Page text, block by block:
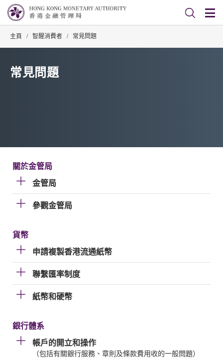
主頁 / 智醒消費者 / 常見問題
常見問題
關於金管局
金管局
參觀金管局
貨幣
申請複製香港流通紙幣
聯繫匯率制度
紙幣和硬幣
銀行體系
帳戶的開立和操作
（包括有關銀行服務、章則及條款費用收的一般問題）